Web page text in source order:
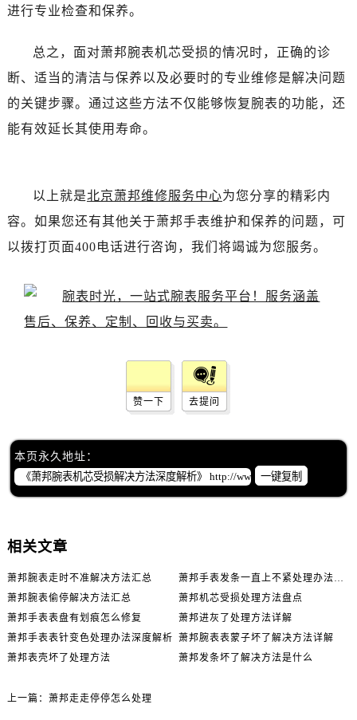
进行专业检查和保养。
总之，面对萧邦腕表机芯受损的情况时，正确的诊
断、适当的清洁与保养以及必要时的专业维修是解决问题
的关键步骤。通过这些方法不仅能够恢复腕表的功能，还
能有效延长其使用寿命。
以上就是北京萧邦维修服务中心为您分享的精彩内
容。如果您还有其他关于萧邦手表维护和保养的问题，可
以拨打页面400电话进行咨询，我们将竭诚为您服务。
赞一下 去提问
本页永久地址：
一键复制
相关文章
萧邦腕表走时不准解决方法汇总
萧邦手表发条一直上不紧处理办法推荐
萧邦腕表偷停解决方法汇总
萧邦机芯受损处理方法盘点
萧邦手表表盘有划痕怎么修复
萧邦进灰了处理方法详解
萧邦手表表针变色处理办法深度解析 萧邦腕表表蒙子坏了解决方法详解
萧邦表壳坏了处理方法
萧邦发条坏了解决方法是什么
上一篇： 萧邦走走停停怎么处理